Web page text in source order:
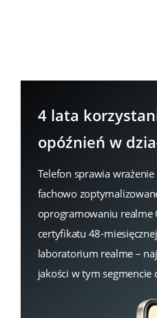
4 lata
opóźnień w
Telefon sprawia
fachowo
oprogramowaniu realme
certyfikatu 48-miesięcznej
laboratorium realme –
jakości w tym segmencie